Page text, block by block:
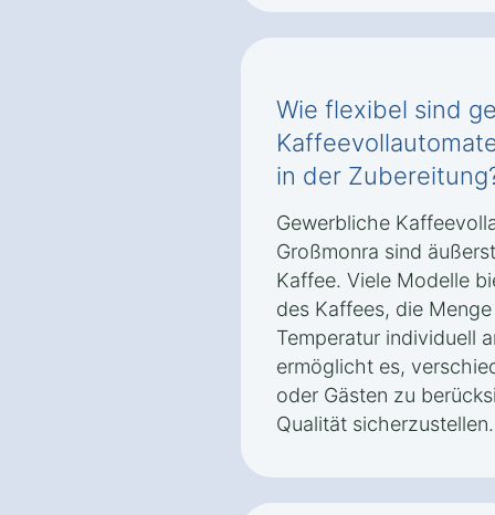
Wie flexibel sind
in der
Gewerbliche
Großmonra sind
Kaffee. Viele Modelle
des Kaffees, die
Temperatur individuell
ermöglicht es,
oder Gästen zu
Qualität sicherzustellen.